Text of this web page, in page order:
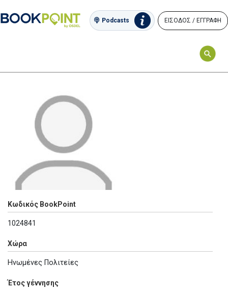
Podcasts ΕΙΣΟΔΟΣ / ΕΓΓΡΑΦΗ
Κωδικός BookPoint
1024841
Χώρα
Ηνωμένες Πολιτείες
Έτος γέννησης